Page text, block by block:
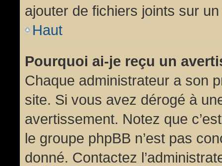
ajouter de fichiers joints sur
Haut
Pourquoi ai-je reçu un
Chaque administrateur a son
site. Si vous avez dérogé à
avertissement. Notez que
le groupe phpBB n’est pas
donné. Contactez